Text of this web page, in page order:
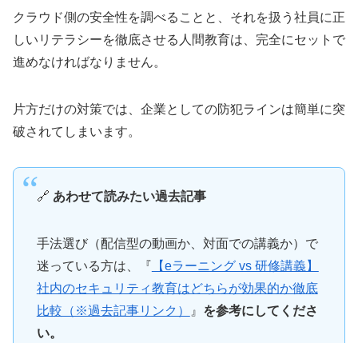
クラウド側の安全性を調べることと、それを扱う社員に正
しいリテラシーを徹底させる人間教育は、完全にセットで
進めなければなりません。
片方だけの対策では、企業としての防犯ラインは簡単に突
破されてしまいます。
🔗 あわせて読みたい過去記事
手法選び（配信型の動画か、対面での講義か）で
迷っている方は、『 【eラーニング vs 研修講義】
社内のセキュリティ教育はどちらが効果的か徹底
比較（※過去記事リンク）
』 を参考にしてくださ
い。